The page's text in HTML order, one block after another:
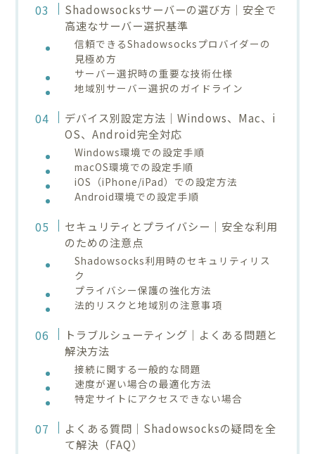
Shadowsocksサーバーの選び方｜安全で
高速なサーバー選択基準
信頼できるShadowsocksプロバイダーの
見極め方
サーバー選択時の重要な技術仕様
地域別サーバー選択のガイドライン
デバイス別設定方法｜Windows、Mac、i
OS、Android完全対応
Windows環境での設定手順
macOS環境での設定手順
iOS（iPhone/iPad）での設定方法
Android環境での設定手順
セキュリティとプライバシー｜安全な利用
のための注意点
Shadowsocks利用時のセキュリティリス
ク
プライバシー保護の強化方法
法的リスクと地域別の注意事項
トラブルシューティング｜よくある問題と
解決方法
接続に関する一般的な問題
速度が遅い場合の最適化方法
特定サイトにアクセスできない場合
よくある質問｜Shadowsocksの疑問を全
て解決（FAQ）